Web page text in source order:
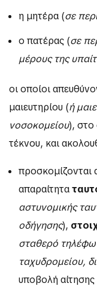
η μητέρα (σε
ο πατέρας (σε
μέρους της
οι οποίοι
μαιευτηρίου (ή
νοσοκομείου), στο
τέκνου, και
προσκομίζονται
απαραίτητα
αστυνομικής
οδήγησης),
σταθερό
ταχυδρομείου,
υποβολή αίτησης